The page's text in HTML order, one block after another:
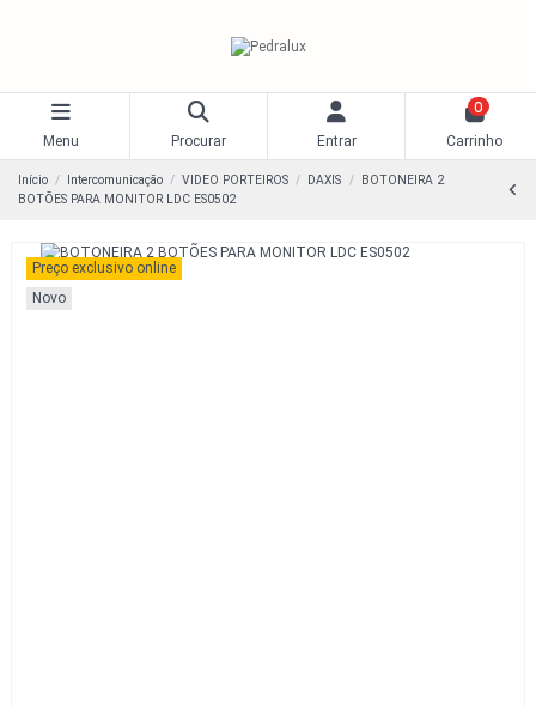
Menu Procurar Entrar
0
Carrinho
Início Intercomunicação VIDEO PORTEIROS DAXIS
BOTONEIRA 2
BOTÕES PARA MONITOR LDC ES0502
Preço exclusivo online
Novo